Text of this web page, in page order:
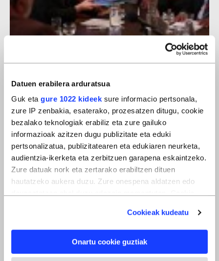
Datuen erabilera arduratsua
Guk eta gure 1022 kideek sure informacio pertsonala,
zure IP zenbakia, esaterako, prozesatzen ditugu, cookie
bezalako teknologiak erabiliz eta zure gailuko
informazioak azitzen dugu publizitate eta eduki
pertsonalizatua, publizitatearen eta edukiaren neurketa,
audientzia-ikerketa eta zerbitzuen garapena eskaintzeko.
Zure datuak nork eta zertarako erabiltzen dituen
hautatzeko aukera duzu. Zure onespena aldatzen edo
If you allow, we would also like to:
Collect information about your geographical location
which can be accurate to within several meters
Cookieak kudeatu
Onartu cookie guztiak
ETAren armagabetzeari buruzko ekitaldi instituzionala